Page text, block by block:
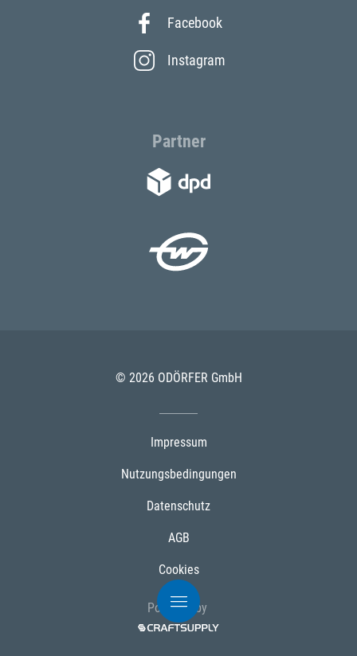
Facebook
Instagram
Partner
© 2026 ODÖRFER GmbH
Impressum
Nutzungsbedingungen
Datenschutz
AGB
Cookies
Powered by